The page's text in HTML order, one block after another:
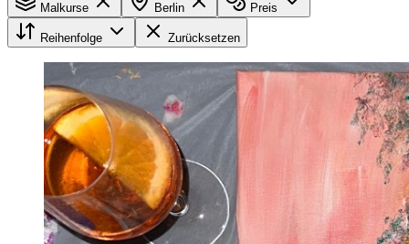
Malkurse Berlin Preis
Reihenfolge Zurücksetzen